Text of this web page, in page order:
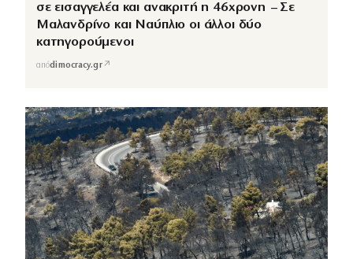
σε εισαγγελέα και ανακριτή η 46χρονη – Σε
Μαλανδρίνο και Ναύπλιο οι άλλοι δύο
κατηγορούμενοι
απόdimocracy.gr↗